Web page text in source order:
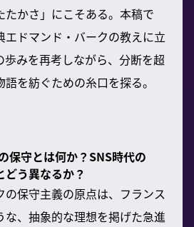
たかさ」にこそある。本稿で
エドマンド・バークの教えに立
歩みを再考しながら、分断を超
を紡ぐための糸口を探る。
保守とは何か？SNS時代の
どう異なるか？
の保守主義の原点は、フランス
な、抽象的な理想を掲げた急進